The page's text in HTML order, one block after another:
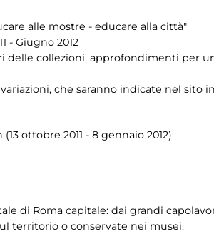
alle mostre - educare alla città"
- Giugno 2012
delle collezioni, approfondimenti per
che saranno indicate nel sito
ottobre 2011 - 8 gennaio 2012)
di Roma capitale: dai grandi
territorio o conservate nei musei.